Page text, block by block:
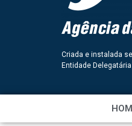
Criada e instalada
Entidade